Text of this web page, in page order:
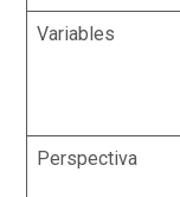
Variables
Perspectiva